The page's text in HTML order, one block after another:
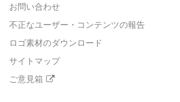
お問い合わせ
不正なユーザー・コンテンツの報告
ロゴ素材のダウンロード
サイトマップ
ご意見箱